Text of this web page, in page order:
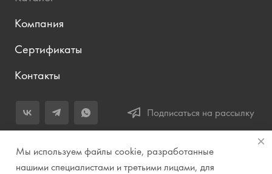
Компания
Сертификаты
Контакты
Подписаться на рассылку
+7 (343) 283-04-11
Заказать звонок
Мы используем файлы cookie, разработанные
нашими специалистами и третьими лицами, для